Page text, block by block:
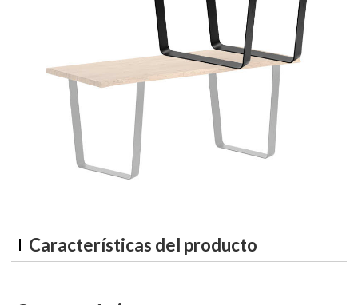
Características del producto